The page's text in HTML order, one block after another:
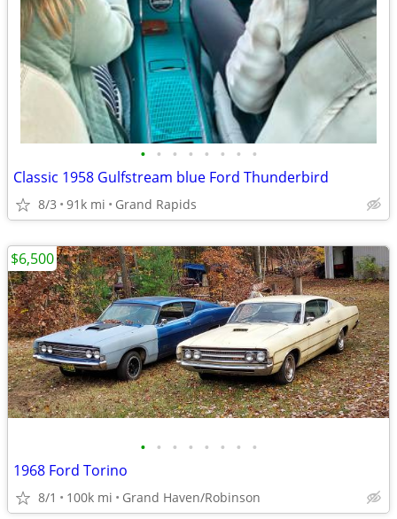
• • • • • • • •
Classic 1958 Gulfstream blue Ford Thunderbird
8/3 91k mi Grand Rapids
• • • • • • • •
1968 Ford Torino
8/1 100k mi Grand Haven/Robinson
$6,500